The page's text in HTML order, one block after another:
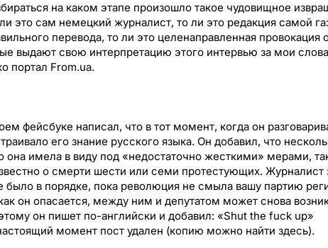
на каком этапе произошло такое чудовищное
это сам немецкий журналист, то ли это редакция самой
перевода, то ли это целенаправленная провокация
выдают свою интерпретацию этого интервью за мои
портал From.ua.
фейсбуке написал, что в тот момент, когда он
его знание русского языка. Он добавил, что
она имела в виду под «недостаточно жесткими» мерами,
о смерти шести или семи протестующих. Журналист
было в порядке, пока революция не смыла вашу партию
он опасается, между ним и депутатом может снова
он пишет по-английски и добавил: «Shut the fuck up»
момент пост удален (копию можно найти здесь).